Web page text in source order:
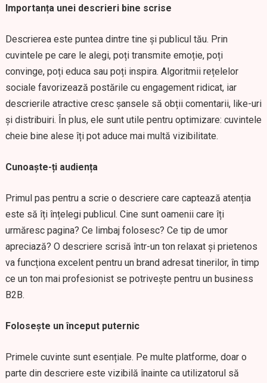
Importanța unei descrieri bine scrise
Descrierea este puntea dintre tine și publicul tău. Prin
cuvintele pe care le alegi, poți transmite emoție, poți
convinge, poți educa sau poți inspira. Algoritmii rețelelor
sociale favorizează postările cu engagement ridicat, iar
descrierile atractive cresc șansele să obții comentarii, like-uri
și distribuiri. În plus, ele sunt utile pentru optimizare: cuvintele
cheie bine alese îți pot aduce mai multă vizibilitate.
Cunoaște-ți audiența
Primul pas pentru a scrie o descriere care captează atenția
este să îți înțelegi publicul. Cine sunt oamenii care îți
urmăresc pagina? Ce limbaj folosesc? Ce tip de umor
apreciază? O descriere scrisă într-un ton relaxat și prietenos
va funcționa excelent pentru un brand adresat tinerilor, în timp
ce un ton mai profesionist se potrivește pentru un business
B2B.
Folosește un început puternic
Primele cuvinte sunt esențiale. Pe multe platforme, doar o
parte din descriere este vizibilă înainte ca utilizatorul să